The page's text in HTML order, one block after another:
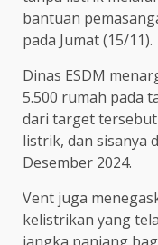
bantuan
pada Jumat (15/11).
Dinas ESDM
5.500 rumah pada
dari target
listrik, dan sisanya
Desember 2024.
Vent juga
kelistrikan yang